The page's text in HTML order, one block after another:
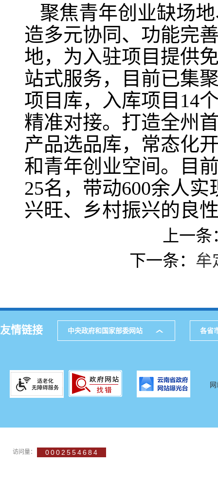
聚焦青年创业缺场
造多元协同、功能完
地，为入驻项目提供
站式服务，目前已集
项目库，入库项目14
精准对接。打造全州
产品选品库，常态化
和青年创业空间。目
25名，带动600余人
兴旺、乡村振兴的良
上一条
下一条： 牟
友情链接 中央政府和国家部委网站 各省
访问量： 0002554684